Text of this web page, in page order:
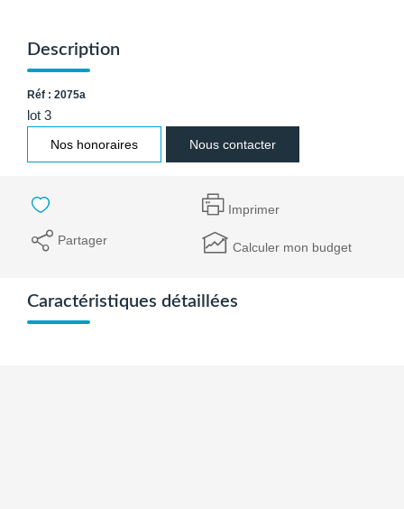
Apporteur D'affaires
Description
Réf : 2075a
lot 3
Nos honoraires Nous contacter
Imprimer
Partager Calculer mon budget
Caractéristiques détaillées